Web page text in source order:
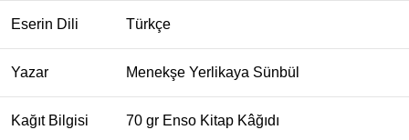
Eserin Dili Türkçe
Yazar Menekşe Yerlikaya Sünbül
Kağıt Bilgisi 70 gr Enso Kitap Kâğıdı